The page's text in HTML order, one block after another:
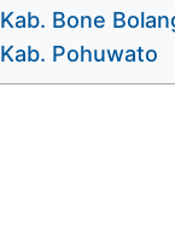
Kab. Bone
Kab. Pohuwato